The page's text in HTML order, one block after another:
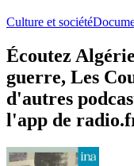
Culture et société
Écoutez
guerre, Les
d'autres
l'app de